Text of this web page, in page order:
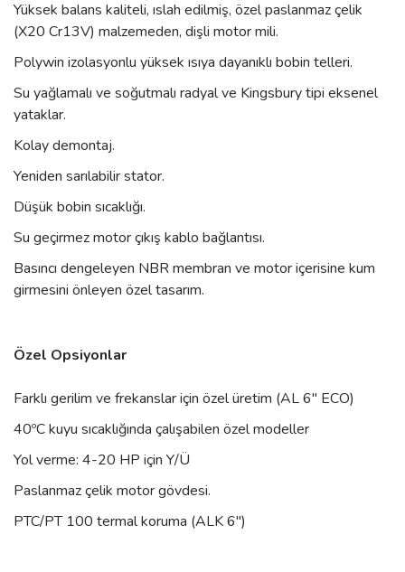
Yüksek balans kaliteli, ıslah edilmiş, özel paslanmaz çelik
(X20 Cr13V) malzemeden, dişli motor mili.
Polywin izolasyonlu yüksek ısıya dayanıklı bobin telleri.
Su yağlamalı ve soğutmalı radyal ve Kingsbury tipi eksenel
yataklar.
Kolay demontaj.
Yeniden sarılabilir stator.
Düşük bobin sıcaklığı.
Su geçirmez motor çıkış kablo bağlantısı.
Basıncı dengeleyen NBR membran ve motor içerisine kum
girmesini önleyen özel tasarım.
Özel Opsiyonlar
Farklı gerilim ve frekanslar için özel üretim (AL 6" ECO)
40ºC kuyu sıcaklığında çalışabilen özel modeller
Yol verme: 4-20 HP için Y/Ü
Paslanmaz çelik motor gövdesi.
PTC/PT 100 termal koruma (ALK 6")